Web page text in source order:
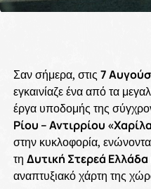
Σαν σήμερα, στις 7
εγκαινίαζε ένα από τα
έργα υποδομής της
Ρίου – Αντιρρίου
στην κυκλοφορία,
τη Δυτική Στερεά Ελλάδα
αναπτυξιακό χάρτη της